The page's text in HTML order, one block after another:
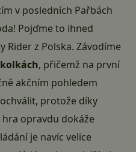
v posledních Pařbách
Pojďme to ihned
Rider z Polska. Závodíme
, přičemž na první
akčním pohledem
protože díky
opravdu dokáže
je navíc velice